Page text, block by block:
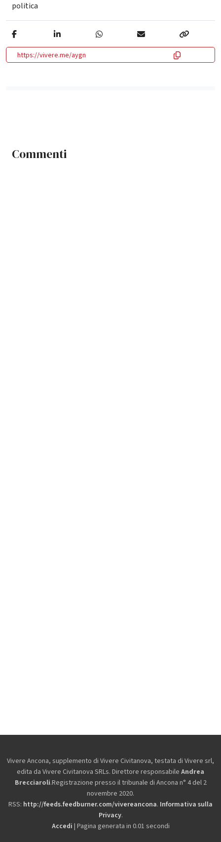
politica
https://vivere.me/aygn
Commenti
Vivere Ancona, supplemento di Vivere Civitanova, testata di Vivere srl,
edita da Vivere Civitanova SRLs. Direttore responsabile Andrea
Brecciaroli.Registrazione presso il tribunale di Ancona n° 4 del 2
novembre 2020.
RSS: http://feeds.feedburner.com/vivereancona. Informativa sulla
Privacy.
Accedi | Pagina generata in 0.01 secondi